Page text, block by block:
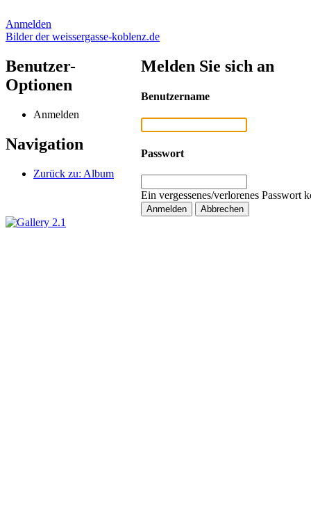
Anmelden
Bilder der weissergasse-koblenz.de
Benutzer-
Optionen
Anmelden
Navigation
Zurück zu: Album
Melden Sie sich an
Benutzername
Passwort
Ein vergessenes/verlorenes Passwort